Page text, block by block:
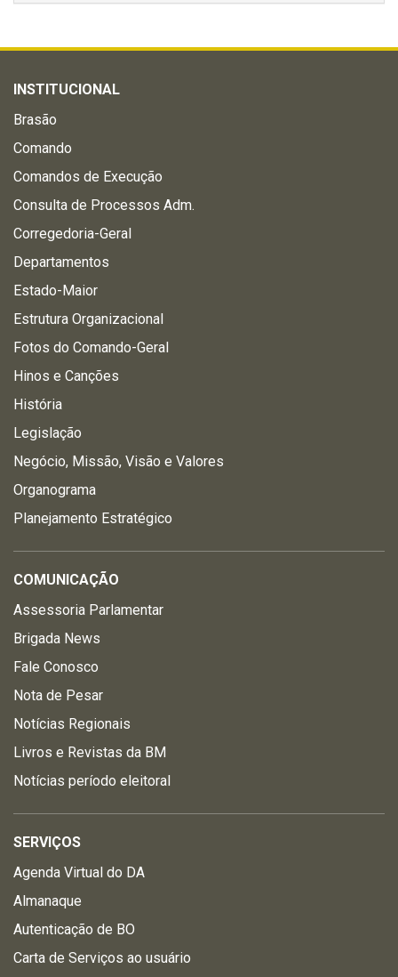
INSTITUCIONAL
Brasão
Comando
Comandos de Execução
Consulta de Processos Adm.
Corregedoria-Geral
Departamentos
Estado-Maior
Estrutura Organizacional
Fotos do Comando-Geral
Hinos e Canções
História
Legislação
Negócio, Missão, Visão e Valores
Organograma
Planejamento Estratégico
COMUNICAÇÃO
Assessoria Parlamentar
Brigada News
Fale Conosco
Nota de Pesar
Notícias Regionais
Livros e Revistas da BM
Notícias período eleitoral
SERVIÇOS
Agenda Virtual do DA
Almanaque
Autenticação de BO
Carta de Serviços ao usuário